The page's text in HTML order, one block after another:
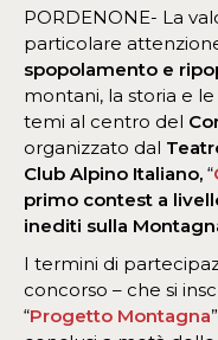
PORDENONE- La
particolare
spopolamento e
montani, la storia e
temi al centro del
organizzato dal
Club Alpino Italiano, “
primo contest a
inediti sulla
I termini di
concorso – che si
“Progetto Montagna